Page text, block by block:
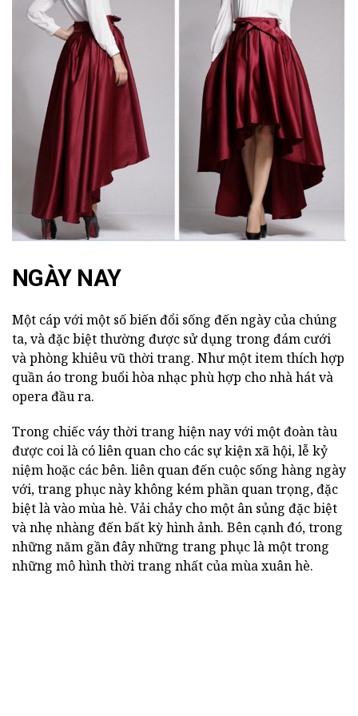
NGÀY NAY
Một cáp với một số biến đổi sống đến ngày của chúng
ta, và đặc biệt thường được sử dụng trong đám cưới
và phòng khiêu vũ thời trang. Như một item thích hợp
quần áo trong buổi hòa nhạc phù hợp cho nhà hát và
opera đầu ra.
Trong chiếc váy thời trang hiện nay với một đoàn tàu
được coi là có liên quan cho các sự kiện xã hội, lễ kỷ
niệm hoặc các bên. liên quan đến cuộc sống hàng ngày
với, trang phục này không kém phần quan trọng, đặc
biệt là vào mùa hè. Vải chảy cho một ân sủng đặc biệt
và nhẹ nhàng đến bất kỳ hình ảnh. Bên cạnh đó, trong
những năm gần đây những trang phục là một trong
những mô hình thời trang nhất của mùa xuân hè.